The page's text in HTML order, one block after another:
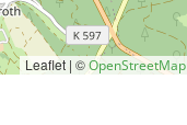
Leaflet | ©OpenStreetMap